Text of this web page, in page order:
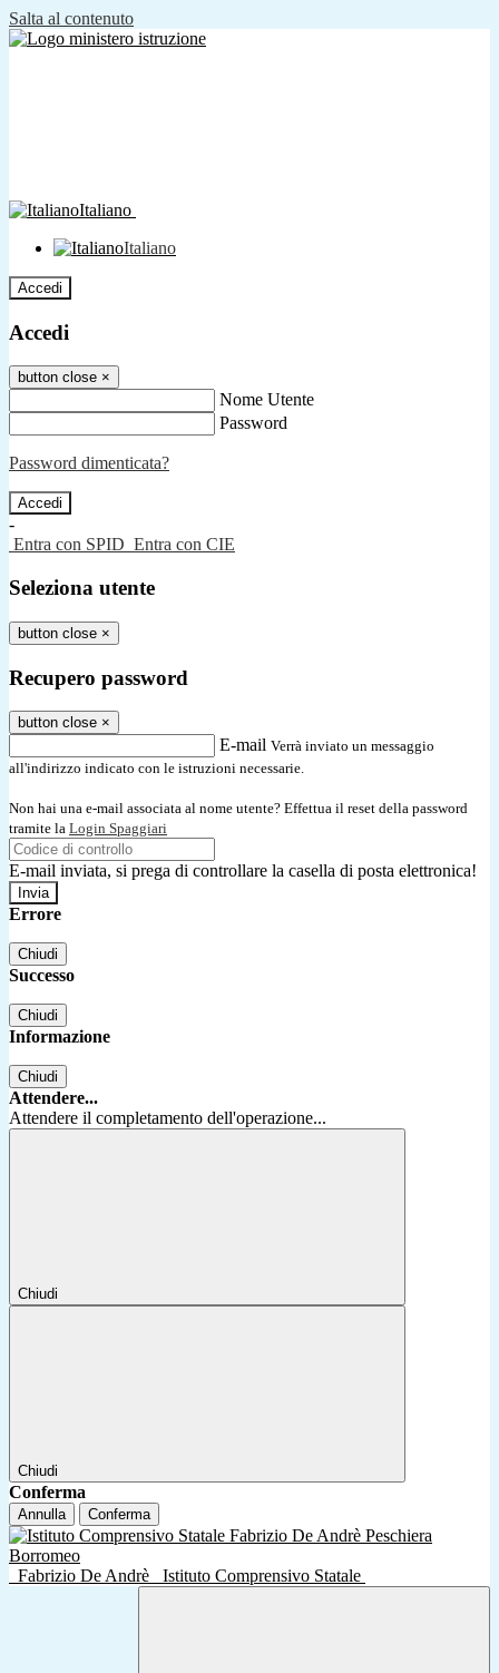
Salta al contenuto
Italiano
Italiano
Accedi
Accedi
button close ×
Nome Utente
Password
Password dimenticata?
-
Entra con SPID Entra con CIE
Seleziona utente
button close ×
Recupero password
button close ×
E-mail Verrà inviato un messaggio
all'indirizzo indicato con le istruzioni necessarie.
Non hai una e-mail associata al nome utente? Effettua il reset della password
tramite la Login Spaggiari
E-mail inviata, si prega di controllare la casella di posta elettronica!
Errore
Chiudi
Successo
Chiudi
Informazione
Chiudi
Attendere...
Attendere il completamento dell'operazione...
Chiudi
Chiudi
Conferma
Annulla Conferma
Fabrizio De Andrè Istituto Comprensivo Statale